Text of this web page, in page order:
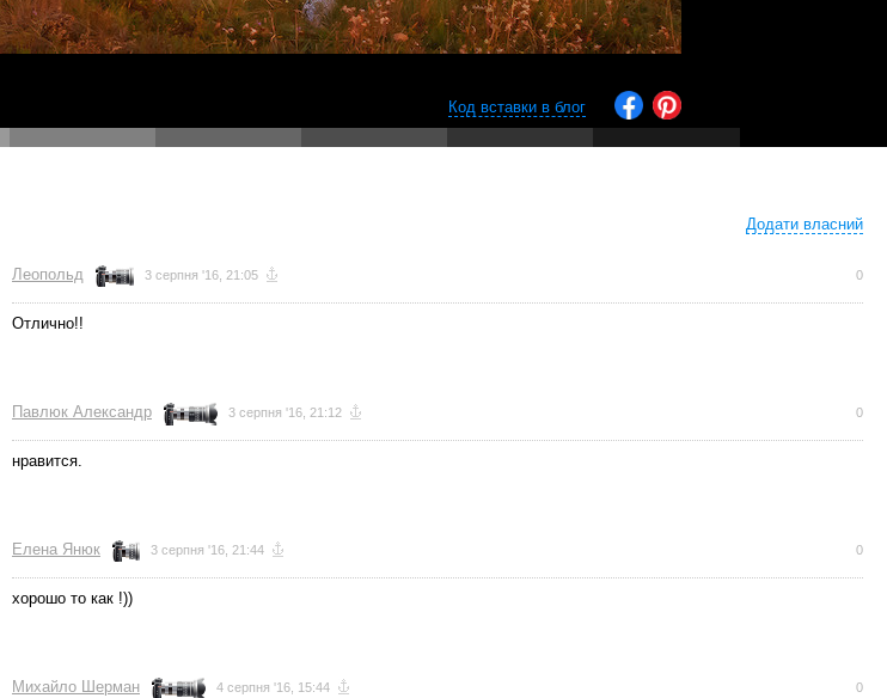
Код вставки в блог
Додати власний
Леопольд 3 серпня '16, 21:05 0
Отлично!!
Павлюк Александр 3 серпня '16, 21:12 0
нравится.
Елена Янюк 3 серпня '16, 21:44 0
хорошо то как !))
Михайло Шерман 4 серпня '16, 15:44 0